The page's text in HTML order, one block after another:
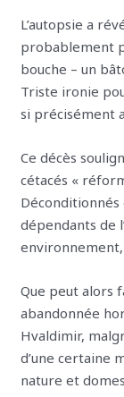
L’autopsie a
probablement
bouche – un
Triste ironie
si précisément
Ce décès
cétacés «
dépendants de
Que peut alors
abandonnée
Hvaldimir,
d’une certaine
nature et